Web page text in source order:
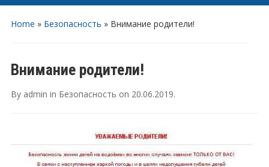
Home » Безопасность » Внимание родители!
Внимание родители!
By admin in Безопасность on 20.06.2019.